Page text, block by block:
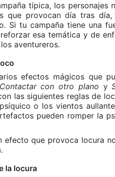
típica, los
que provocan día tras
Si tu campaña tiene una
esa temática y de
aventureros.
efectos mágicos que
Contactar con otro plano y
las siguientes reglas de
o los vientos
pueden romper la
efecto que provoca locura
la locura